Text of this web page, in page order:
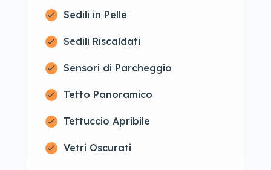
Sedili in Pelle
Sedili Riscaldati
Sensori di Parcheggio
Tetto Panoramico
Tettuccio Apribile
Vetri Oscurati